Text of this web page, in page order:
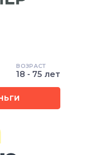
ВОЗРАСТ
18 - 75 лет